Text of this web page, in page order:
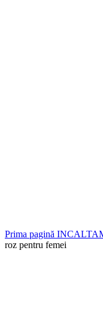
Prima pagină
roz pentru femei